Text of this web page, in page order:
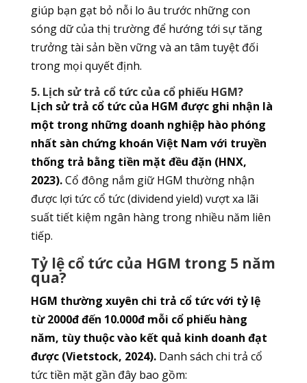
giúp bạn gạt bỏ nỗi lo âu trước những con
sóng dữ của thị trường để hướng tới sự tăng
trưởng tài sản bền vững và an tâm tuyệt đối
trong mọi quyết định.
5. Lịch sử trả cổ tức của cổ phiếu HGM?
Lịch sử trả cổ tức của HGM được ghi nhận là
một trong những doanh nghiệp hào phóng
nhất sàn chứng khoán Việt Nam với truyền
thống trả bằng tiền mặt đều đặn (HNX,
2023).Cổ đông nắm giữ HGM thường nhận
được lợi tức cổ tức (dividend yield) vượt xa lãi
suất tiết kiệm ngân hàng trong nhiều năm liên
tiếp.
Tỷ lệ cổ tức của HGM trong 5 năm
qua?
HGM thường xuyên chi trả cổ tức với tỷ lệ
từ 2000đ đến 10.000đ mỗi cổ phiếu hàng
năm, tùy thuộc vào kết quả kinh doanh đạt
được (Vietstock, 2024).Danh sách chi trả cổ
tức tiền mặt gần đây bao gồm: